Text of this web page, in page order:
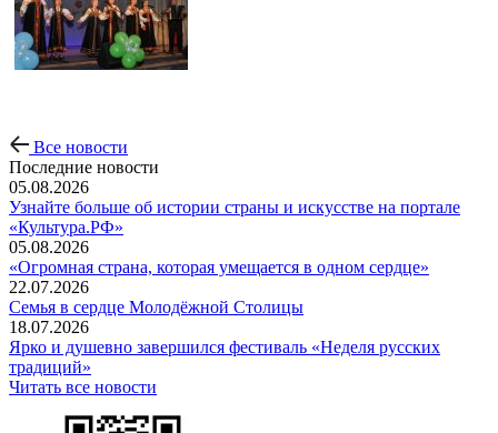
Все новости
Последние новости
05.08.2026
Узнайте больше об истории страны и искусстве на портале
«Культура.РФ»
05.08.2026
«Огромная страна, которая умещается в одном сердце»
22.07.2026
Семья в сердце Молодёжной Столицы
18.07.2026
Ярко и душевно завершился фестиваль «Неделя русских
традиций»
Читать все новости